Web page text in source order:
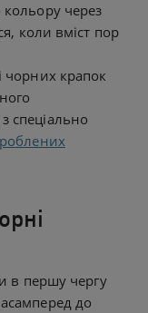
через
коли вміст пор
чорних крапок
спеціально
в першу чергу
до